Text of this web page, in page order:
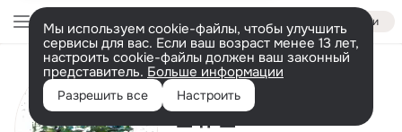
Войти
Мы используем cookie-файлы, чтобы улучшить
сервисы для вас. Если ваш возраст менее 13 лет,
настроить cookie-файлы должен ваш законный
представитель. Больше информации
Разрешить все Настроить
Исполнитель
민유진